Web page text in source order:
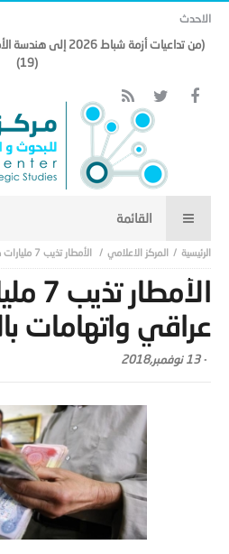
الاحدث
(من تداعيات أزمة
(19)
المركز الاعلامي الأمطار تذيب 7 مليارات دينار عراقي واتهامات بالفساد
عراقي واتهامات
-13 نوفمبر,2018